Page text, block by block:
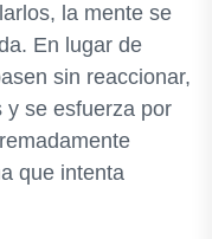
la mente se
En lugar de
sin reaccionar,
y se esfuerza por
que intenta